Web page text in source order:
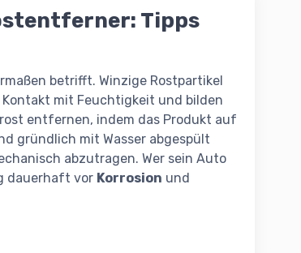
Tipps
betrifft. Winzige Rostpartikel
mit Feuchtigkeit und bilden
entfernen, indem das Produkt auf
gründlich mit Wasser abgespült
abzutragen. Wer sein Auto
dauerhaft vor Korrosion und